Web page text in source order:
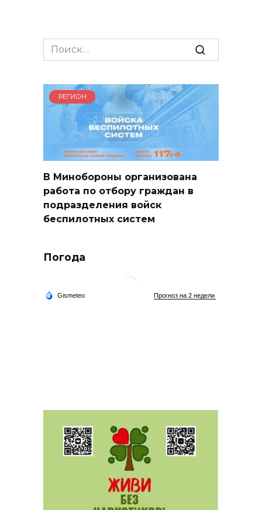
Search
for:
РЕГИОН
В Минобороны организована
работа по отбору граждан в
подразделения войск
беспилотных систем
Погода